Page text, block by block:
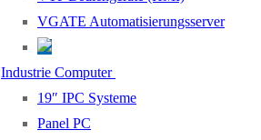
VGATE Automatisierungsserver
Industrie Computer
19″ IPC Systeme
Panel PC